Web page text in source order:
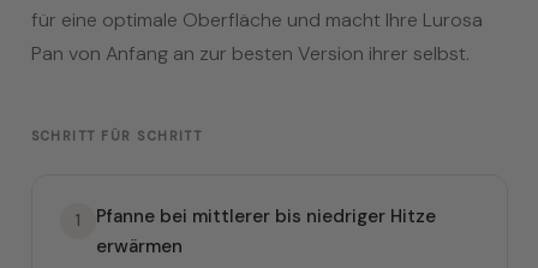
für eine optimale Oberfläche und macht Ihre Lurosa
Pan von Anfang an zur besten Version ihrer selbst.
SCHRITT FÜR SCHRITT
1
Pfanne bei mittlerer bis niedriger Hitze
erwärmen